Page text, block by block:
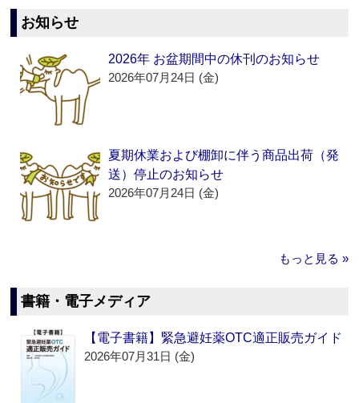
お知らせ
2026年 お盆期間中の休刊のお知らせ
2026年07月24日 (金)
夏期休業および棚卸に伴う商品出荷（発
送）停止のお知らせ
2026年07月24日 (金)
もっと見る »
書籍・電子メディア
【電子書籍】緊急避妊薬OTC適正販売ガイド
2026年07月31日 (金)